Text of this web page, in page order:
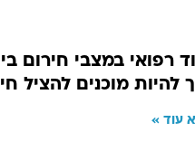
רפואי במצבי חירום
להיות מוכנים להציל
עוד »